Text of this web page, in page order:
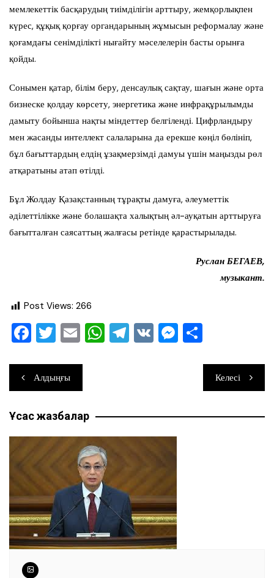
мемлекеттік басқарудың тиімділігін арттыру, жемқорлықпен
күрес, құқық қорғау органдарының жұмысын реформалау және
қоғамдағы сенімділікті нығайту мәселелерін басты орынға
қойды.
Сонымен қатар, білім беру, денсаулық сақтау, шағын және орта
бизнеске қолдау көрсету, энергетика және инфрақұрылымды
дамыту бойынша нақты міндеттер белгіленді. Цифрландыру
мен жасанды интеллект салаларына да ерекше көңіл бөлініп,
бұл бағыттардың елдің ұзақмерзімді дамуы үшін маңызды рөл
атқаратыны атап өтілді.
Бұл Жолдау Қазақстанның тұрақты дамуға, әлеуметтік
әділеттілікке және болашақта халықтың әл-ауқатын арттыруға
бағытталған саясаттың жалғасы ретінде қарастырылады.
Руслан БЕГАЕВ,
музыкант.
Post Views: 266
F
c
e
b
o
o
k
T
tt
er
E
ai
l
W
A
p
p
T
a
m
V M
n
ра
ви
ть
Навигация
по
записям
Алдыңғы Келесі
Ұқсас жазбалар